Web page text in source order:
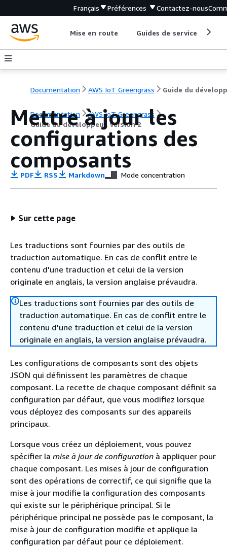
Français Préférences Contactez-nous
Mise en route Guides de service
Documentation AWS IoT Greengrass
Documentation
AWS IoT Greengrass
Guide du développeur, version 2
Mettre à jour les
configurations des
composants
PDF RSS Markdown Mode concentration
Sur cette page
Les traductions sont fournies par des outils de
traduction automatique. En cas de conflit entre le
contenu d'une traduction et celui de la version
originale en anglais, la version anglaise prévaudra.
Les traductions sont fournies par des outils de
traduction automatique. En cas de conflit entre le
contenu d'une traduction et celui de la version
originale en anglais, la version anglaise prévaudra.
Les configurations de composants sont des objets
JSON qui définissent les paramètres de chaque
composant. La recette de chaque composant définit sa
configuration par défaut, que vous modifiez lorsque
vous déployez des composants sur des appareils
principaux.
Lorsque vous créez un déploiement, vous pouvez
spécifier la mise à jour de configuration à appliquer pour
chaque composant. Les mises à jour de configuration
sont des opérations de correctif, ce qui signifie que la
mise à jour modifie la configuration des composants
qui existe sur le périphérique principal. Si le
périphérique principal ne possède pas le composant, la
mise à jour de configuration modifie et applique la
configuration par défaut pour ce déploiement.